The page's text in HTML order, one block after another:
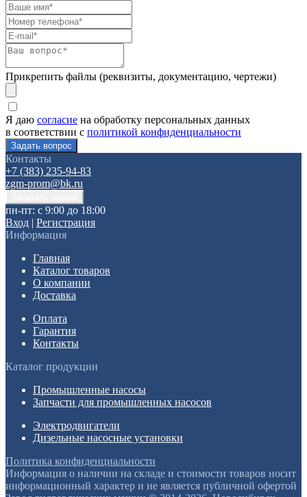
Прикрепить файлы (реквизиты, документацию, чертежи)
Я даю согласие на обработку персональных данных
в соответствии с политикой конфиденциальности
Контакты
+7 (383) 235-94-83
zgm-prom@bk.ru
пн-пт: с 9:00 до 18:00
Вход | Регистрация
Информация
Главная
Каталог товаров
О компании
Доставка
Оплата
Гарантия
Контакты
Каталог продукции
Промышленные насосы
Запчасти для промышленных насосов
Электродвигатели
Дизельные насосные установки
Политика конфиденциальности
Информация о наличии на складе и стоимости товаров носит
информационный характер и не является публичной офертой